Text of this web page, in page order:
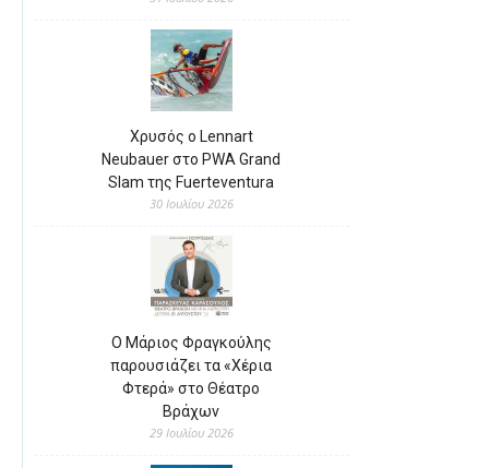
Χρυσός ο Lennart
Neubauer στο PWA Grand
Slam της Fuerteventura
30 Ιουλίου 2026
Ο Μάριος Φραγκούλης
παρουσιάζει τα «Χέρια
Φτερά» στο Θέατρο
Βράχων
29 Ιουλίου 2026